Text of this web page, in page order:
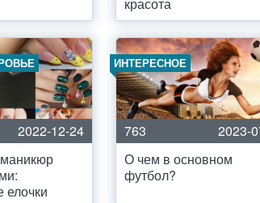
2022-12-24
елочки
ИНТЕРЕСНОЕ
763
2023-
О чем в основном
футбол?